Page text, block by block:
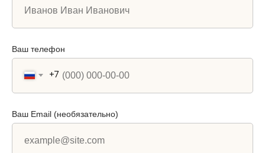
Ваш телефон
+7
Ваш Email (необязательно)